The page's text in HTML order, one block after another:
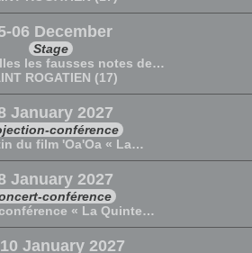
06 December
Stage
les fausses notes de…
ROGATIEN (17)
January 2027
conférence
du film 'Oa'Oa « La…
January 2027
conférence
« La Quinte…
January 2027